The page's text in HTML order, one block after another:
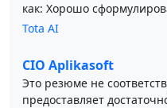
как: Хорошо
Tota AI
CIO Aplikasoft
Это резюме не
предоставляет